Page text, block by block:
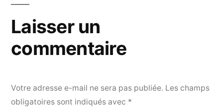
Laisser un
commentaire
Votre adresse e-mail ne sera pas publiée. Les champs
obligatoires sont indiqués avec *